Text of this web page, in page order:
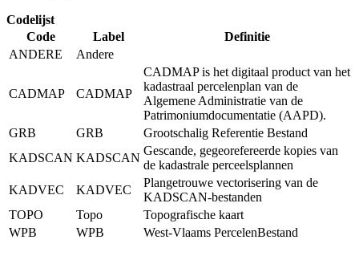
Codelijst
Code
Label
Definitie
ANDERE
Andere
CADMAP CADMAP
CADMAP is het digitaal product van het
kadastraal percelenplan van de
Algemene Administratie van de
Patrimoniumdocumentatie (AAPD).
GRB
GRB
Grootschalig Referentie Bestand
KADSCAN KADSCAN
Gescande, gegeorefereerde kopies van
de kadastrale perceelsplannen
KADVEC
KADVEC
Plangetrouwe vectorisering van de
KADSCAN-bestanden
TOPO
Topo
Topografische kaart
WPB
WPB West-Vlaams PercelenBestand